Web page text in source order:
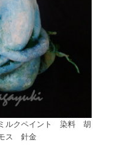
クペイント 染料 胡
ス 針金